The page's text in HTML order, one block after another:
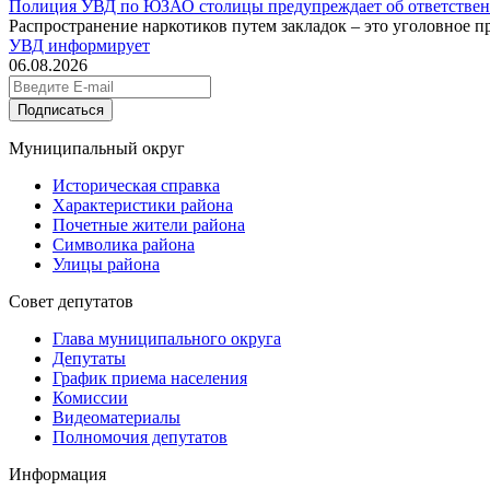
Полиция УВД по ЮЗАО столицы предупреждает об
Распространение наркотиков путем закладок – это уголовное
УВД информирует
06.08.2026
Подписаться
Муниципальный округ
Историческая справка
Характеристики района
Почетные жители района
Символика района
Улицы района
Совет депутатов
Глава муниципального округа
Депутаты
График приема населения
Комиссии
Видеоматериалы
Полномочия депутатов
Информация